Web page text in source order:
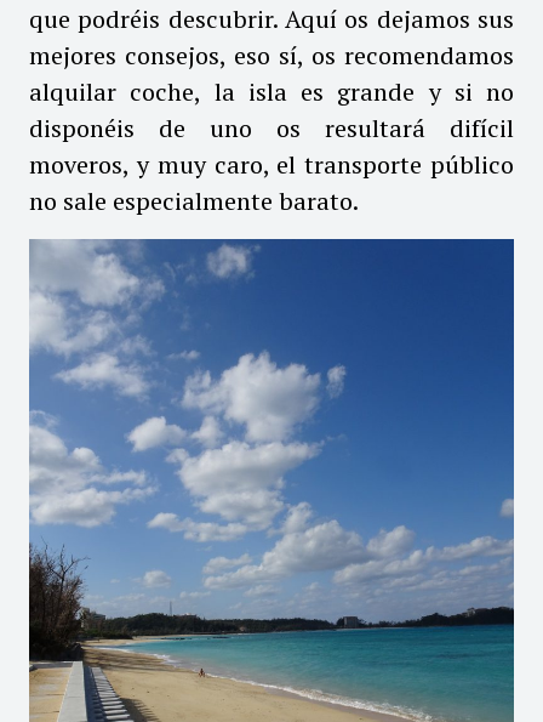
que podréis descubrir. Aquí os dejamos sus
mejores consejos, eso sí, os recomendamos
alquilar coche, la isla es grande y si no
disponéis de uno os resultará difícil
moveros, y muy caro, el transporte público
no sale especialmente barato.